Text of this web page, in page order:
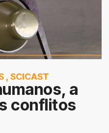
, SCICAST
a
conflitos